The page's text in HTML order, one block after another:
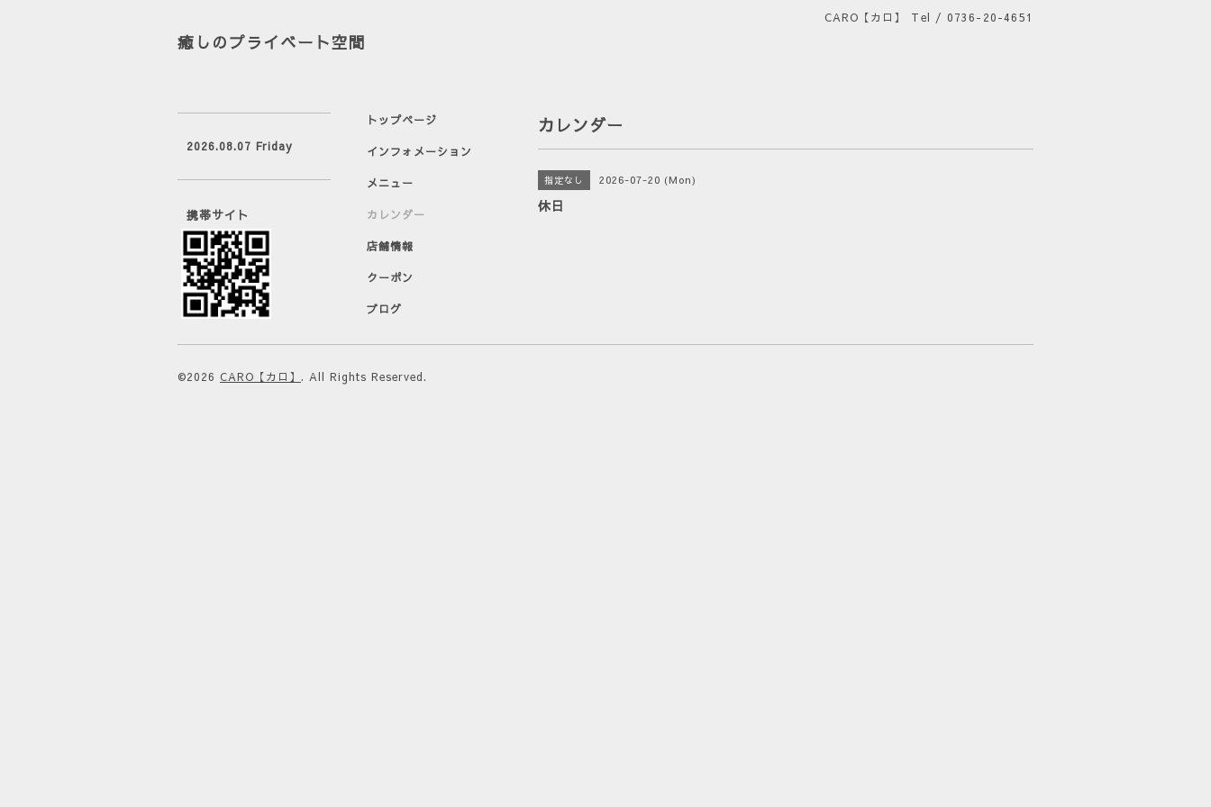
CARO【カロ】 Tel / 0736-20-4651
癒しのプライベート空間
カレンダー
指定なし 2026-07-20 (Mon)
休日
トップページ
インフォメーション
メニュー
カレンダー
店舗情報
クーポン
ブログ
2026.08.07 Friday
携帯サイト
©2026 CARO【カロ】 . All Rights Reserved.